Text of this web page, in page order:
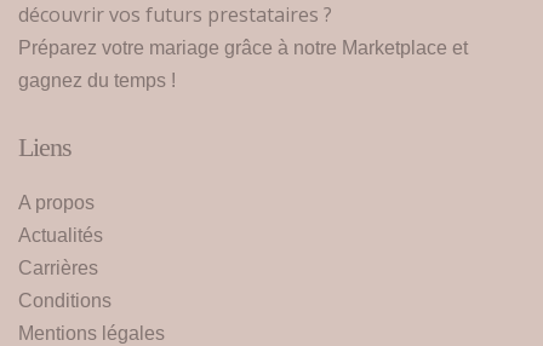
découvrir vos futurs prestataires ?
Préparez votre mariage grâce à notre Marketplace et
gagnez du temps !
Liens
A propos
Actualités
Carrières
Conditions
Mentions légales